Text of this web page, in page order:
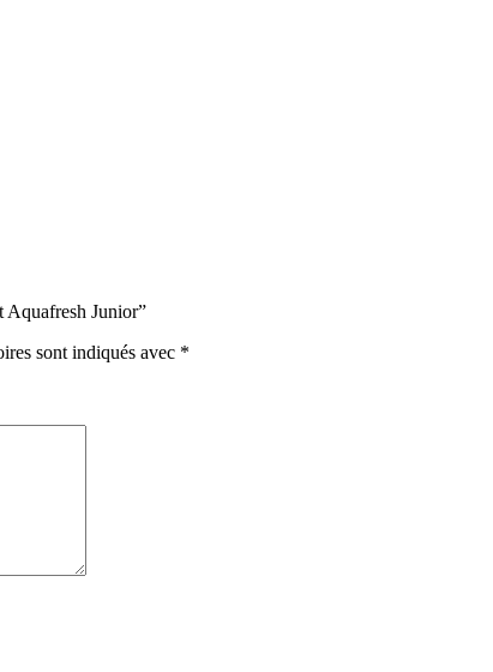
Aquafresh Junior”
sont indiqués avec *